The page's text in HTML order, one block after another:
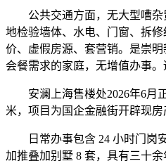
公共交通方面，无大型嘈杂贸
地检验墙体、水电、门窗、拆
价、虚假房源、套营销。是崇
会餐需求的家庭，无增值办事
安澜上海售楼处2026年6月正
米，项目为国企金融街开辟现
日常办事包含 24 小时门岗安
加推叠加别墅 8 套，具有三十